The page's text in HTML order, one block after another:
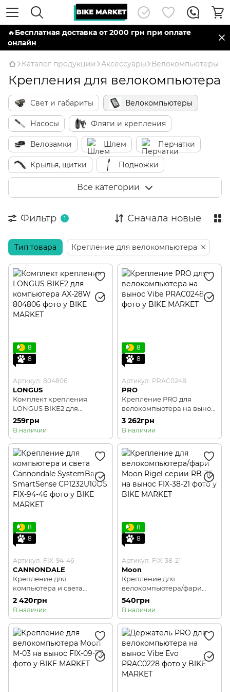
🔥Бесплатная доставка от 2000 грн при оплате
онлайн
Каталог продукции Аксессуары Велокомпьютеры
Крепления для велокомпьютера
Свет и габариты Велокомпьютеры
Насосы Фляги и крепления
Велозамки Шлем Перчатки
Крылья, щитки Подножки
Детские велокресла Сумки
Зеркала
Крепление для телефонов
Все категории
Фильтр 1 Сначала новые
Тип товара Крепление для велокомпьютера
8
8
Артикул: 804806
LONGUS
Комплект крепления
LONGUS BIKE2 для
компьютера AX-28W
259грн
В наличии
8
8
Артикул: PRAC0248
PRO
Крепление PRO для
велокомпьютера на вынос
Vibe
3 262грн
В наличии
8
8
Артикул: FIX-94-46
CANNONDALE
Крепление для
компьютера и света
Cannondale SystemBar
SmartSense CP1232U10OS
2 420грн
В наличии
8
8
Артикул: FIX-38-21
Moon
Крепление для
велокомпьютера/фари
Moon Rigel серии RB-36 на
вынос
540грн
В наличии